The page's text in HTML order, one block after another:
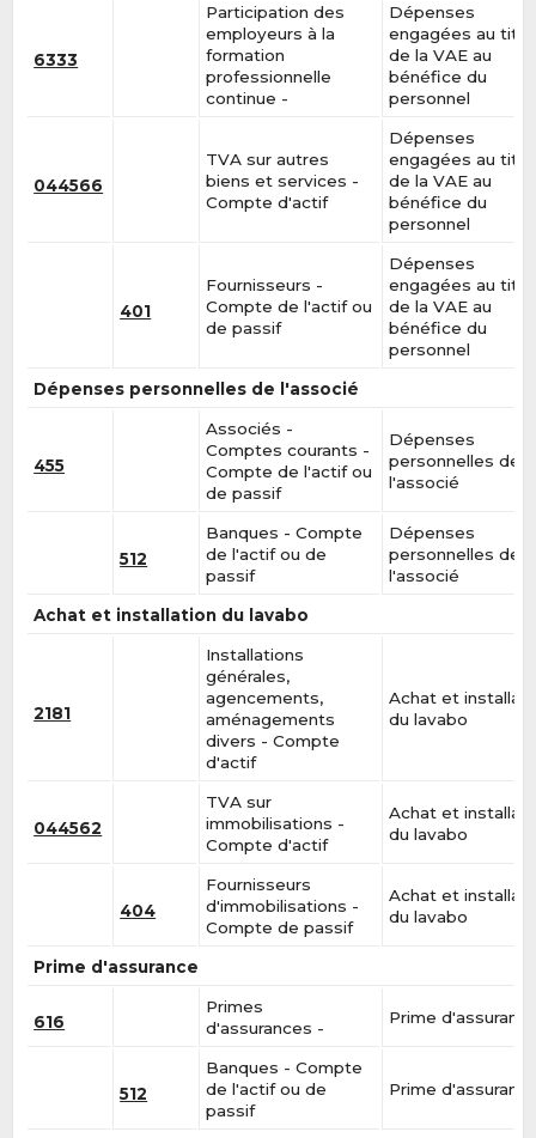
6333
Participation des
employeurs à la
formation
professionnelle
continue -
Dépenses
engagées au titre
de la VAE au
bénéfice du
personnel
044566
TVA sur autres
biens et services -
Compte d'actif
Dépenses
engagées au titre
de la VAE au
bénéfice du
personnel
401
Fournisseurs -
Compte de l'actif ou
de passif
Dépenses
engagées au titre
de la VAE au
bénéfice du
personnel
Dépenses personnelles de l'associé
455
Associés -
Comptes courants -
Compte de l'actif ou
de passif
Dépenses
personnelles de
l'associé
512
Banques - Compte
de l'actif ou de
passif
Dépenses
personnelles de
l'associé
Achat et installation du lavabo
2181
Installations
générales,
agencements,
aménagements
divers - Compte
d'actif
Achat et
du lavabo
044562
TVA sur
immobilisations -
Compte d'actif
Achat et
du lavabo
404
Fournisseurs
d'immobilisations -
Compte de passif
Achat et
du lavabo
Prime d'assurance
616
Primes
d'assurances -
Prime
512
Banques - Compte
de l'actif ou de
passif
Prime